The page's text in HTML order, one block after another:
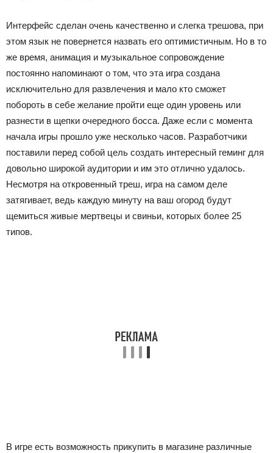
Интерфейс сделан очень качественно и слегка трешова, при
этом язык не повернется назвать его оптимистичным. Но в то
же время, анимация и музыкальное сопровождение
постоянно напоминают о том, что эта игра создана
исключительно для развлечения и мало кто сможет
побороть в себе желание пройти еще один уровень или
разнести в щепки очередного босса. Даже если с момента
начала игры прошло уже несколько часов. Разработчики
поставили перед собой цель создать интересный геминг для
довольно широкой аудитории и им это отлично удалось.
Несмотря на откровенный треш, игра на самом деле
затягивает, ведь каждую минуту на ваш огород будут
щемиться живые мертвецы и свиньи, которых более 25
типов.
В игре есть возможность прикупить в магазине различные